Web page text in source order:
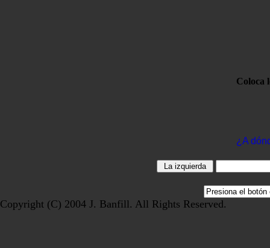
Coloca
¿A
Copyright (C) 2004 J. Banfill. All Rights Reserved.